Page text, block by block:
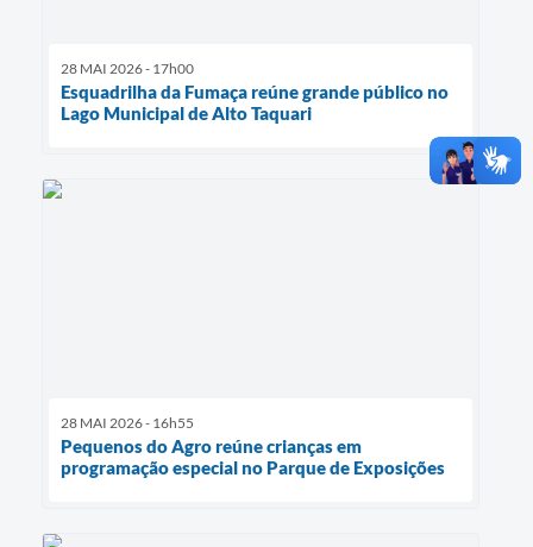
28 MAI 2026 - 17h00
Esquadrilha da Fumaça reúne grande público no
Lago Municipal de Alto Taquari
28 MAI 2026 - 16h55
Pequenos do Agro reúne crianças em
programação especial no Parque de Exposições